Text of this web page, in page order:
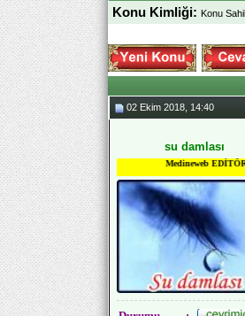
Konu Kimliği: Konu
02 Ekim 2018, 14:40
su damlası
Medineweb EDİTÖRÜ